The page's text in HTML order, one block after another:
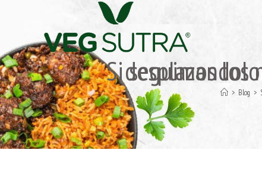
Si seguimos los novios
> Blog >